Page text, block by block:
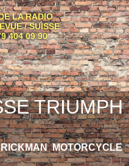
LA RADIO
/ SUISSE
404 09 90
TRIUMPH
MOTORCYCLE